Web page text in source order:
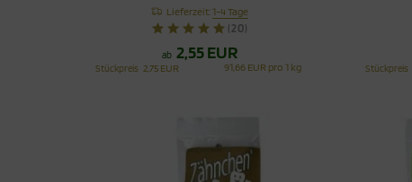
Lieferzeit:1-4 Tage
(20)
ab 2,55 EUR
Stückpreis 2,75 EUR 91,66 EUR pro 1 kg Stückpreis